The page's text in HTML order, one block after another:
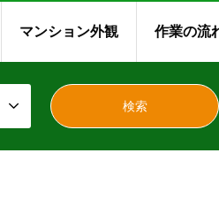
マンション外観 作業の流